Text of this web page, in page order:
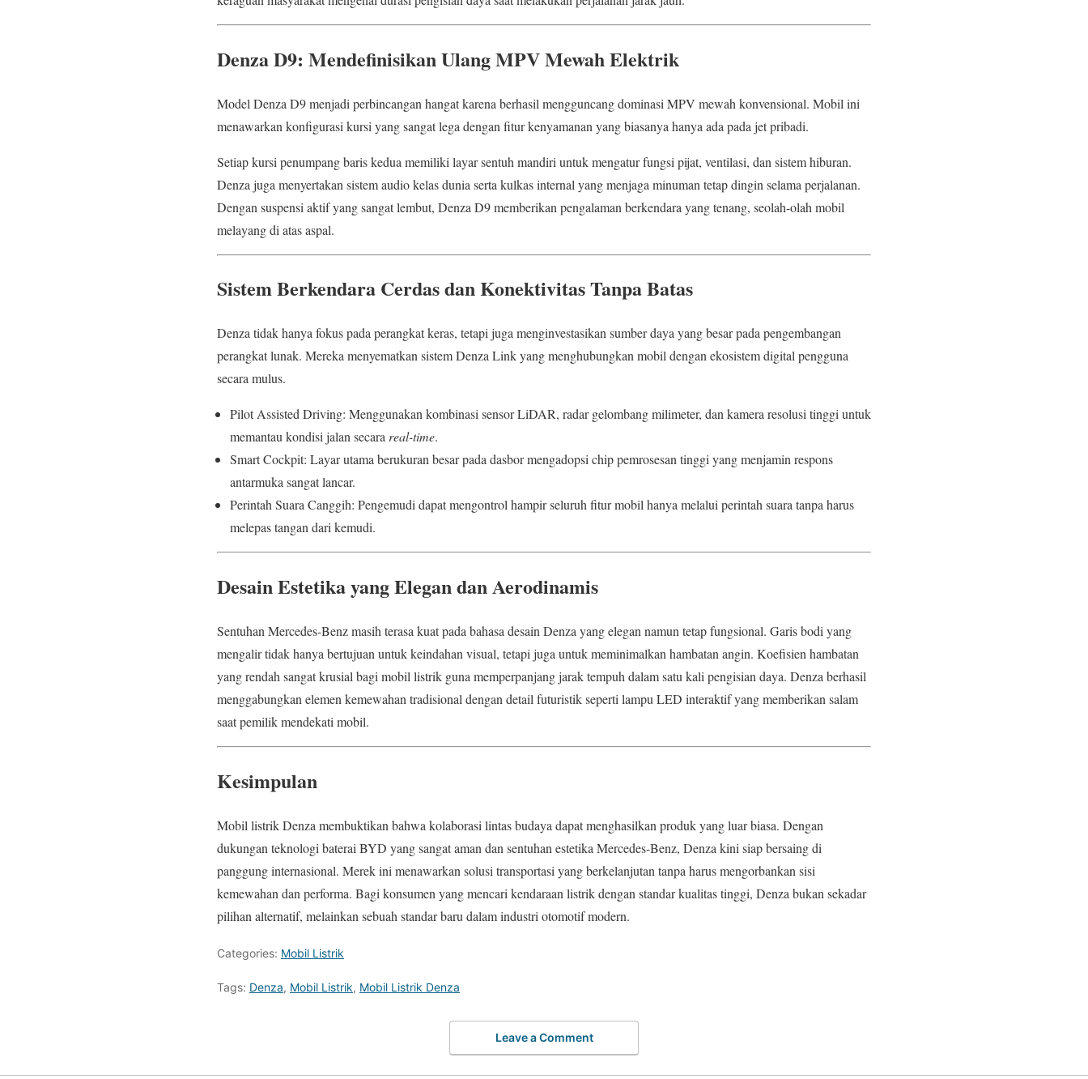
Denza D9: Mendefinisikan Ulang MPV Mewah Elektrik
Model Denza D9 menjadi perbincangan hangat karena berhasil mengguncang dominasi MPV mewah konvensional. Mobil ini
menawarkan konfigurasi kursi yang sangat lega dengan fitur kenyamanan yang biasanya hanya ada pada jet pribadi.
Setiap kursi penumpang baris kedua memiliki layar sentuh mandiri untuk mengatur fungsi pijat, ventilasi, dan sistem hiburan.
Denza juga menyertakan sistem audio kelas dunia serta kulkas internal yang menjaga minuman tetap dingin selama perjalanan.
Dengan suspensi aktif yang sangat lembut, Denza D9 memberikan pengalaman berkendara yang tenang, seolah-olah mobil
melayang di atas aspal.
Sistem Berkendara Cerdas dan Konektivitas Tanpa Batas
Denza tidak hanya fokus pada perangkat keras, tetapi juga menginvestasikan sumber daya yang besar pada pengembangan
perangkat lunak. Mereka menyematkan sistem Denza Link yang menghubungkan mobil dengan ekosistem digital pengguna
secara mulus.
Pilot Assisted Driving: Menggunakan kombinasi sensor LiDAR, radar gelombang milimeter, dan kamera resolusi tinggi untuk
memantau kondisi jalan secarareal-time.
Smart Cockpit: Layar utama berukuran besar pada dasbor mengadopsi chip pemrosesan tinggi yang menjamin respons
antarmuka sangat lancar.
Perintah Suara Canggih: Pengemudi dapat mengontrol hampir seluruh fitur mobil hanya melalui perintah suara tanpa harus
melepas tangan dari kemudi.
Desain Estetika yang Elegan dan Aerodinamis
Sentuhan Mercedes-Benz masih terasa kuat pada bahasa desain Denza yang elegan namun tetap fungsional. Garis bodi yang
mengalir tidak hanya bertujuan untuk keindahan visual, tetapi juga untuk meminimalkan hambatan angin. Koefisien hambatan
yang rendah sangat krusial bagi mobil listrik guna memperpanjang jarak tempuh dalam satu kali pengisian daya. Denza berhasil
menggabungkan elemen kemewahan tradisional dengan detail futuristik seperti lampu LED interaktif yang memberikan salam
saat pemilik mendekati mobil.
Kesimpulan
Mobil listrik Denza membuktikan bahwa kolaborasi lintas budaya dapat menghasilkan produk yang luar biasa. Dengan
dukungan teknologi baterai BYD yang sangat aman dan sentuhan estetika Mercedes-Benz, Denza kini siap bersaing di
panggung internasional. Merek ini menawarkan solusi transportasi yang berkelanjutan tanpa harus mengorbankan sisi
kemewahan dan performa. Bagi konsumen yang mencari kendaraan listrik dengan standar kualitas tinggi, Denza bukan sekadar
pilihan alternatif, melainkan sebuah standar baru dalam industri otomotif modern.
Categories: Mobil Listrik
Tags: Denza, Mobil Listrik, Mobil Listrik Denza
Leave a Comment